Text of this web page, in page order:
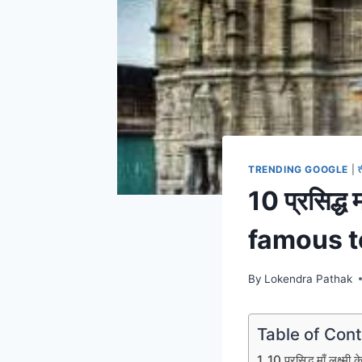
TRENDING GOOGLE
10 प्रसिद्ध
famous
By Lokendra Pathak
Table of